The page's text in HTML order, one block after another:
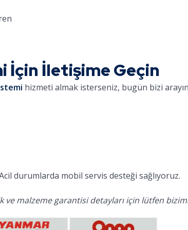
İçin İletişime Geçin
hizmeti almak isterseniz, bugün bizi
durumlarda mobil servis desteği sağlıyoruz.
ve malzeme garantisi detayları için lütfen